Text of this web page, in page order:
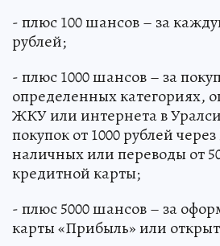
- плюс 100 шансов – за
рублей;
- плюс 1000 шансов – за
определенных категориях,
ЖКУ или интернета в
покупок от 1000 рублей
наличных или переводы от
кредитной карты;
- плюс 5000 шансов – за
карты «Прибыль» или